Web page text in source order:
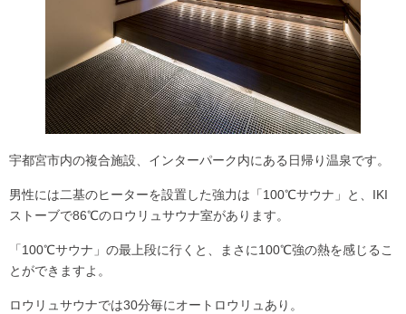
宇都宮市内の複合施設、インターパーク内にある日帰り温泉です。
男性には二基のヒーターを設置した強力は「100℃サウナ 」と、IKI
ストーブで86℃のロウリュサウナ室があります。
「100℃サウナ」の最上段に行くと、まさに100℃強の熱を感じるこ
とができますよ。
ロウリュサウナでは30分毎にオートロウリュ あり。